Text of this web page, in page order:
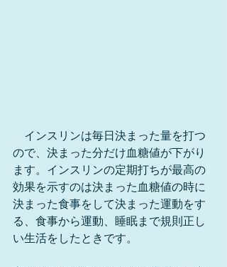
インスリンは毎日決まった量を打つ
ので、決まった分だけ血糖値が下がり
ます。インスリンの定期打ちが最高の
効果を示すのは決まった血糖値の時に
決まった食事をして決まった運動をす
る、食事から運動、睡眠まで規則正し
い生活をしたときです。